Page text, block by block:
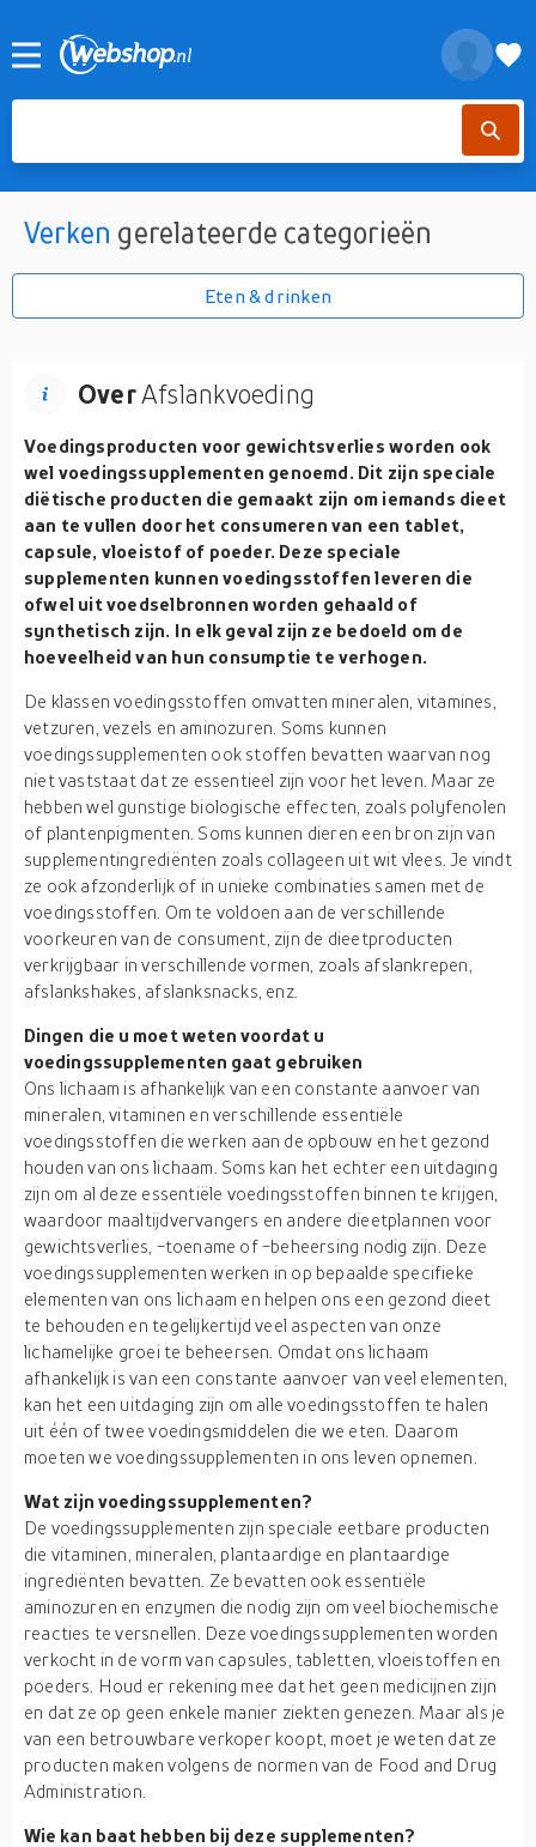
Verken gerelateerde categorieën
Eten & drinken
OverAfslankvoeding
Voedingsproducten voor gewichtsverlies worden ook
wel voedingssupplementen genoemd. Dit zijn speciale
diëtische producten die gemaakt zijn om iemands dieet
aan te vullen door het consumeren van een tablet,
capsule, vloeistof of poeder. Deze speciale
supplementen kunnen voedingsstoffen leveren die
ofwel uit voedselbronnen worden gehaald of
synthetisch zijn. In elk geval zijn ze bedoeld om de
hoeveelheid van hun consumptie te verhogen.
De klassen voedingsstoffen omvatten mineralen, vitamines,
vetzuren, vezels en aminozuren. Soms kunnen
voedingssupplementen ook stoffen bevatten waarvan nog
niet vaststaat dat ze essentieel zijn voor het leven. Maar ze
hebben wel gunstige biologische effecten, zoals polyfenolen
of plantenpigmenten. Soms kunnen dieren een bron zijn van
supplementingrediënten zoals collageen uit wit vlees. Je vindt
ze ook afzonderlijk of in unieke combinaties samen met de
voedingsstoffen. Om te voldoen aan de verschillende
voorkeuren van de consument, zijn de dieetproducten
verkrijgbaar in verschillende vormen, zoals afslankrepen,
afslankshakes, afslanksnacks, enz.
Dingen die u moet weten voordat u
voedingssupplementen gaat gebruiken
Ons lichaam is afhankelijk van een constante aanvoer van
mineralen, vitaminen en verschillende essentiële
voedingsstoffen die werken aan de opbouw en het gezond
houden van ons lichaam. Soms kan het echter een uitdaging
zijn om al deze essentiële voedingsstoffen binnen te krijgen,
waardoor maaltijdvervangers en andere dieetplannen voor
gewichtsverlies, -toename of -beheersing nodig zijn. Deze
voedingssupplementen werken in op bepaalde specifieke
elementen van ons lichaam en helpen ons een gezond dieet
te behouden en tegelijkertijd veel aspecten van onze
lichamelijke groei te beheersen. Omdat ons lichaam
afhankelijk is van een constante aanvoer van veel elementen,
kan het een uitdaging zijn om alle voedingsstoffen te halen
uit één of twee voedingsmiddelen die we eten. Daarom
moeten we voedingssupplementen in ons leven opnemen.
Wat zijn voedingssupplementen?
De voedingssupplementen zijn speciale eetbare producten
die vitaminen, mineralen, plantaardige en plantaardige
ingrediënten bevatten. Ze bevatten ook essentiële
aminozuren en enzymen die nodig zijn om veel biochemische
reacties te versnellen. Deze voedingssupplementen worden
verkocht in de vorm van capsules, tabletten, vloeistoffen en
poeders. Houd er rekening mee dat het geen medicijnen zijn
en dat ze op geen enkele manier ziekten genezen. Maar als je
van een betrouwbare verkoper koopt, moet je weten dat ze
producten maken volgens de normen van de Food and Drug
Administration.
Wie kan baat hebben bij deze supplementen?